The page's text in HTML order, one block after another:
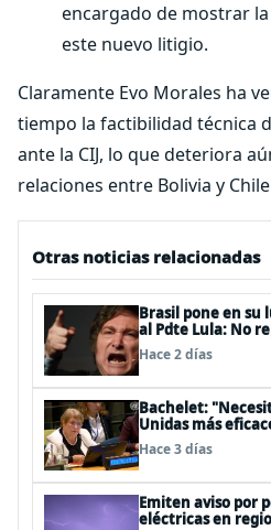
encargado de mostrar
este nuevo litigio.
Claramente Evo Morales ha
tiempo la factibilidad técnica
ante la CIJ, lo que deteriora
relaciones entre Bolivia y
Otras noticias relacionadas
Brasil pone en
al Pdte Lula: No
BBSS y rebaja la
Hace 2 días
Bachelet:
Unidas más
personas"
Hace 3 días
Emiten aviso por
eléctricas en